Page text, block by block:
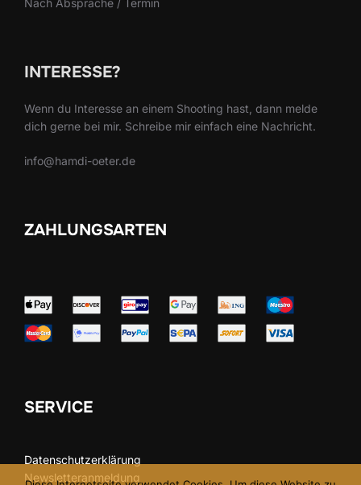
Nach Absprache / Termin
INTERESSE?
Wenn du Interesse an einem Shooting hast, dann melde
dich gerne bei mir. Schreibe mir einfach eine Nachricht.
info@hamdi-oeter.de
ZAHLUNGSARTEN
SERVICE
Datenschutzerklärung
Newsletteranmeldung